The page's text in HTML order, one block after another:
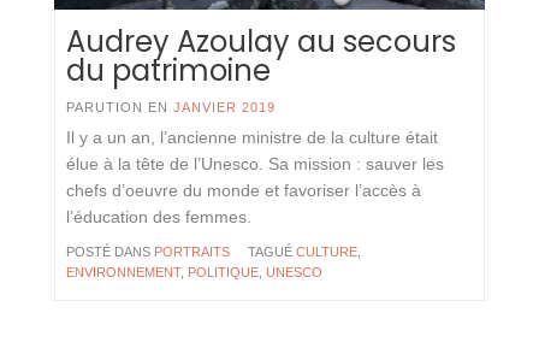
Audrey Azoulay au secours
du patrimoine
PARUTION EN JANVIER 2019
Il y a un an, l’ancienne ministre de la culture était
élue à la tête de l’Unesco. Sa mission : sauver les
chefs d’oeuvre du monde et favoriser l’accès à
l’éducation des femmes.
POSTÉ DANS PORTRAITS TAGUÉ CULTURE
ENVIRONNEMENT, POLITIQUE UNESCO